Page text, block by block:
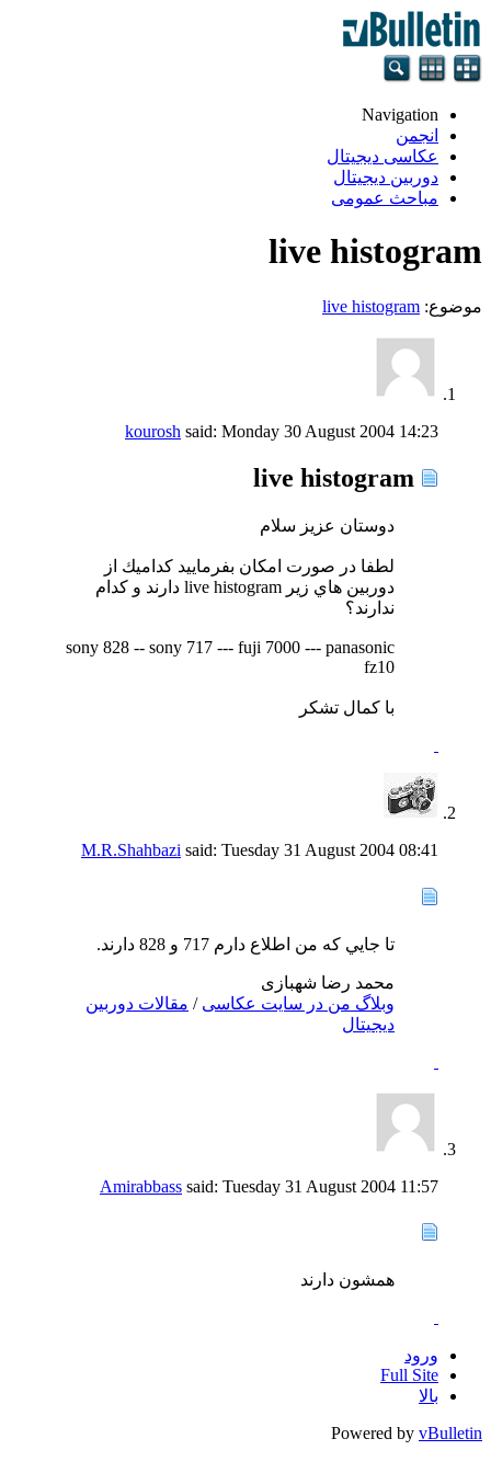
Navigation
انجمن
عکاسی دیجیتال
دوربین دیجیتال
مباحث عمومی
live histogram
موضوع: live histogram
kourosh said: Monday 30 August 2004 14:23
دوستان عزيز سلام
لطفا در صورت امكان بفرماييد كداميك از
دوربين هاي زير live histogram دارند و كدام
ندارند؟
sony 828 -- sony 717 --- fuji 7000 --- panasonic
fz10
با كمال تشكر
M.R.Shahbazi said: Tuesday 31 August 2004 08:41
تا جايي كه من اطلاع دارم 717 و 828 دارند.
محمد رضا شهبازی
وبلاگ من در سایت عکاسی / مقالات دوربین
دیجیتال
Amirabbass said: Tuesday 31 August 2004 11:57
همشون دارند
ورود
Full Site
بالا
Powered by vBulletin